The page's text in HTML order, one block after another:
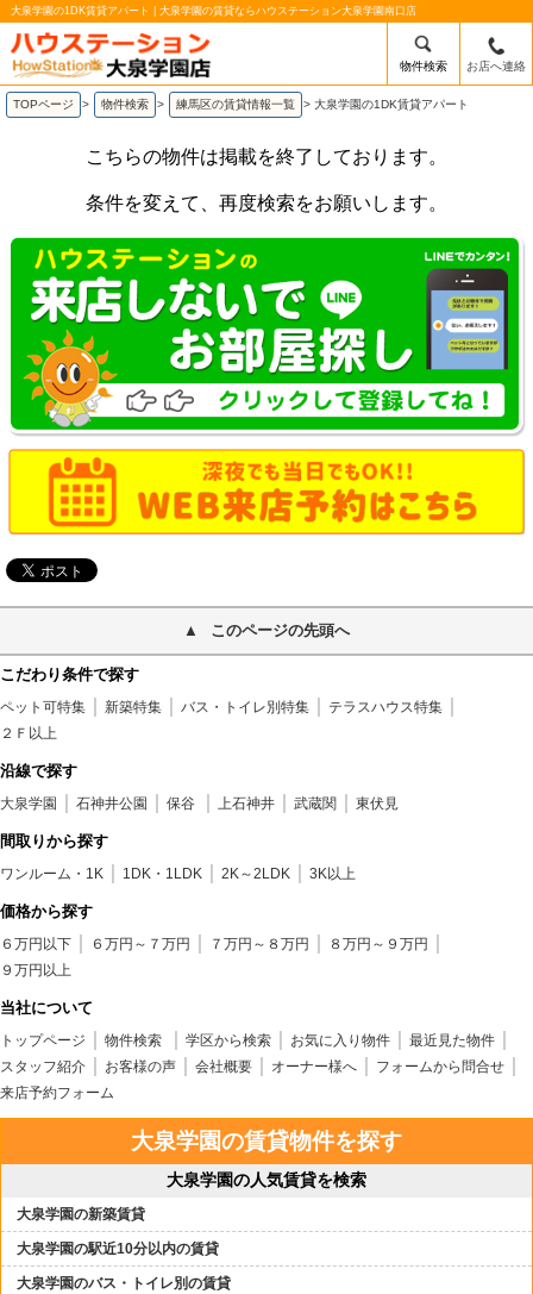
大泉学園の1DK賃貸アパート | 大泉学園の賃貸ならハウステーション大泉学園南口店
物件検索 お店へ連絡
TOPページ > 物件検索 > 練馬区の賃貸情報一覧 > 大泉学園の1DK賃貸アパート
こちらの物件は掲載を終了しております。
条件を変えて、再度検索をお願いします。
このページの先頭へ
こだわり条件で探す
ペット可特集 新築特集 バス・トイレ別特集
テラスハウス特集
２Ｆ以上
沿線で探す
大泉学園 石神井公園 保谷 上石神井 武蔵関 東伏見
間取りから探す
ワンルーム・1K 1DK・1LDK 2K～2LDK 3K以上
価格から探す
６万円以下 ６万円～７万円 ７万円～８万円
８万円～９万円
９万円以上
当社について
トップページ 物件検索 学区から検索 お気に入り物件
最近見た物件
スタッフ紹介
お客様の声 会社概要 オーナー様へ
フォームから問合せ
来店予約フォーム
大泉学園の賃貸物件を探す
大泉学園の人気賃貸を検索
大泉学園の新築賃貸
大泉学園の駅近10分以内の賃貸
大泉学園のバス・トイレ別の賃貸